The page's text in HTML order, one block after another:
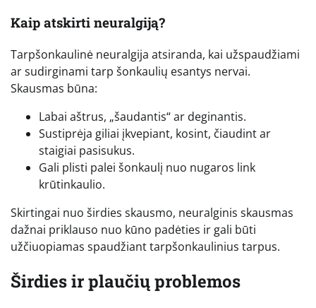
Kaip atskirti neuralgiją?
Tarpšonkaulinė neuralgija atsiranda, kai užspaudžiami
ar sudirginami tarp šonkaulių esantys nervai.
Skausmas būna:
Labai aštrus, „šaudantis“ ar deginantis.
Sustiprėja giliai įkvepiant, kosint, čiaudint ar
staigiai pasisukus.
Gali plisti palei šonkaulį nuo nugaros link
krūtinkaulio.
Skirtingai nuo širdies skausmo, neuralginis skausmas
dažnai priklauso nuo kūno padėties ir gali būti
užčiuopiamas spaudžiant tarpšonkaulinius tarpus.
Širdies ir plaučių problemos